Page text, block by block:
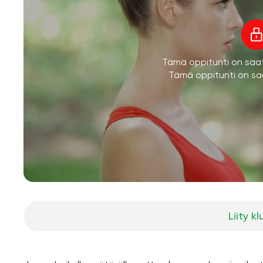
Tämä oppitunti on
Tämä oppitunti on
Liity